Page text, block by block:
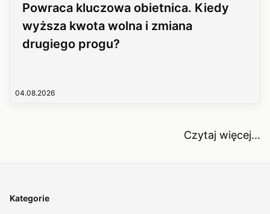
Powraca kluczowa obietnica. Kiedy
wyższa kwota wolna i zmiana
drugiego progu?
04.08.2026
Czytaj więcej...
Kategorie